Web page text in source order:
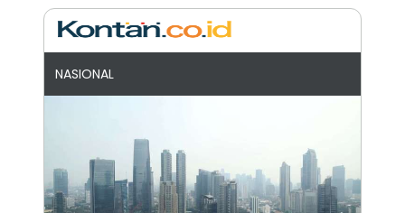
NASIONAL